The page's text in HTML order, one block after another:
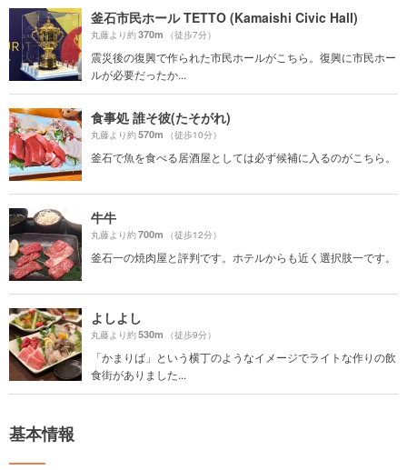
釜石市民ホール TETTO (Kamaishi Civic Hall)
丸藤より約370m （徒歩7分）
震災後の復興で作られた市民ホールがこちら。復興に市民ホー
ルが必要だったか...
食事処 誰そ彼(たそがれ)
丸藤より約570m （徒歩10分）
釜石で魚を食べる居酒屋としては必ず候補に入るのがこちら。
牛牛
丸藤より約700m （徒歩12分）
釜石一の焼肉屋と評判です。ホテルからも近く選択肢一です。
よしよし
丸藤より約530m （徒歩9分）
「かまりば」という横丁のようなイメージでライトな作りの飲
食街がありました...
基本情報